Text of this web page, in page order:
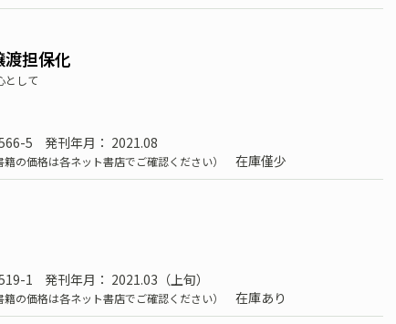
担保化
として
5
発刊年月： 2021.08
籍の価格は各ネット書店でご確認ください） 在庫僅少
1
発刊年月： 2021.03（上旬）
籍の価格は各ネット書店でご確認ください） 在庫あり